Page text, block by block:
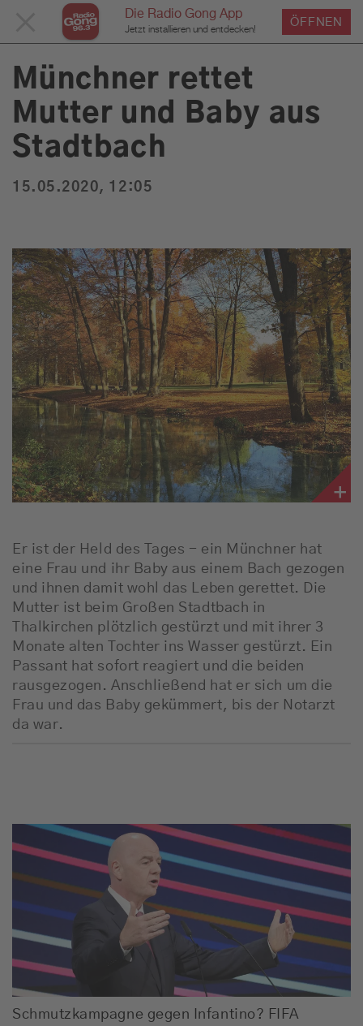
Die Radio Gong App
Jetzt installieren und entdecken!
ÖFFNEN
SCHLIESSEN
Service
Programm
Werbung
Musik
Du bist hier: Home Service News News Detailseite
Münchner rettet
Mutter und Baby aus
Stadtbach
15.05.2020, 12:05
Er ist der Held des Tages - ein Münchner hat
eine Frau und ihr Baby aus einem Bach gezogen
und ihnen damit wohl das Leben gerettet. Die
Mutter ist beim Großen Stadtbach in
Thalkirchen plötzlich gestürzt und mit ihrer 3
Monate alten Tochter ins Wasser gestürzt. Ein
Passant hat sofort reagiert und die beiden
rausgezogen. Anschließend hat er sich um die
Frau und das Baby gekümmert, bis der Notarzt
da war.
Schmutzkampagne gegen Infantino? FIFA